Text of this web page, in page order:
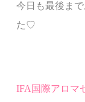
今日も最後ま
た♡
IFA国際アロマ